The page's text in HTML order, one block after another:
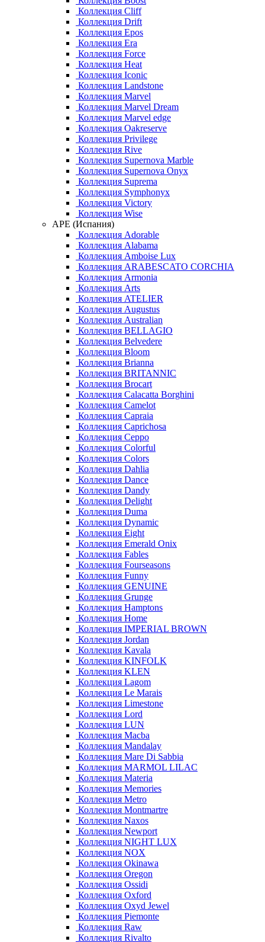
Коллекция Cliff
Коллекция Drift
Коллекция Epos
Коллекция Era
Коллекция Force
Коллекция Heat
Коллекция Iconic
Коллекция Landstone
Коллекция Marvel
Коллекция Marvel Dream
Коллекция Marvel edge
Коллекция Oakreserve
Коллекция Privilege
Коллекция Rive
Коллекция Supernova Marble
Коллекция Supernova Onyx
Коллекция Suprema
Коллекция Symphonyx
Коллекция Victory
Коллекция Wise
APE (Испания)
Коллекция Adorable
Коллекция Alabama
Коллекция Amboise Lux
Коллекция ARABESCATO CORCHIA
Коллекция Armonia
Коллекция Arts
Коллекция ATELIER
Коллекция Augustus
Коллекция Australian
Коллекция BELLAGIO
Коллекция Belvedere
Коллекция Bloom
Коллекция Brianna
Коллекция BRITANNIC
Коллекция Brocart
Коллекция Calacatta Borghini
Коллекция Camelot
Коллекция Capraia
Коллекция Caprichosa
Коллекция Ceppo
Коллекция Colorful
Коллекция Colors
Коллекция Dahlia
Коллекция Dance
Коллекция Dandy
Коллекция Delight
Коллекция Duma
Коллекция Dynamic
Коллекция Eight
Коллекция Emerald Onix
Коллекция Fables
Коллекция Fourseasons
Коллекция Funny
Коллекция GENUINE
Коллекция Grunge
Коллекция Hamptons
Коллекция Home
Коллекция IMPERIAL BROWN
Коллекция Jordan
Коллекция Kavala
Коллекция KINFOLK
Коллекция KLEN
Коллекция Lagom
Коллекция Le Marais
Коллекция Limestone
Коллекция Lord
Коллекция LUN
Коллекция Macba
Коллекция Mandalay
Коллекция Mare Di Sabbia
Коллекция MARMOL LILAC
Коллекция Materia
Коллекция Memories
Коллекция Metro
Коллекция Montmartre
Коллекция Naxos
Коллекция Newport
Коллекция NIGHT LUX
Коллекция NOX
Коллекция Okinawa
Коллекция Oregon
Коллекция Ossidi
Коллекция Oxford
Коллекция Oxyd Jewel
Коллекция Piemonte
Коллекция Raw
Коллекция Rivalto